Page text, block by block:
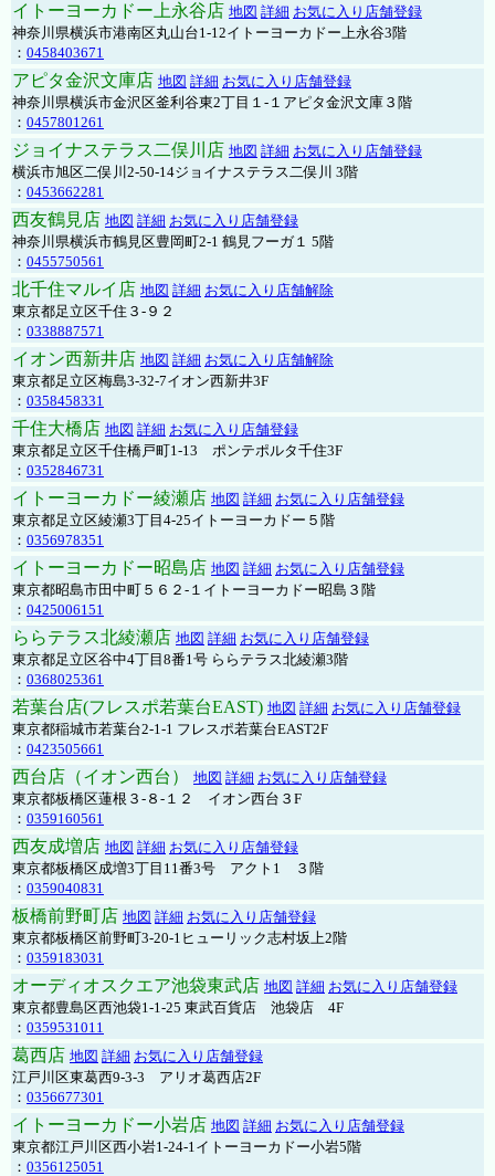
イトーヨーカドー上永谷店 地図 詳細 お気に入り店舗登録
神奈川県横浜市港南区丸山台1-12イトーヨーカドー上永谷3階
： 0458403671
アピタ金沢文庫店 地図 詳細 お気に入り店舗登録
神奈川県横浜市金沢区釜利谷東2丁目１-１アピタ金沢文庫３階
： 0457801261
ジョイナステラス二俣川店 地図 詳細 お気に入り店舗登録
横浜市旭区二俣川2-50-14ジョイナステラス二俣川 3階
： 0453662281
西友鶴見店 地図 詳細 お気に入り店舗登録
神奈川県横浜市鶴見区豊岡町2-1 鶴見フーガ１ 5階
： 0455750561
北千住マルイ店 地図 詳細 お気に入り店舗解除
東京都足立区千住３-９２
： 0338887571
イオン西新井店 地図 詳細 お気に入り店舗解除
東京都足立区梅島3-32-7イオン西新井3F
： 0358458331
千住大橋店 地図 詳細 お気に入り店舗登録
東京都足立区千住橋戸町1-13 ポンテポルタ千住3F
： 0352846731
イトーヨーカドー綾瀬店 地図 詳細 お気に入り店舗登録
東京都足立区綾瀬3丁目4-25イトーヨーカドー５階
： 0356978351
イトーヨーカドー昭島店 地図 詳細 お気に入り店舗登録
東京都昭島市田中町５６２-１イトーヨーカドー昭島３階
： 0425006151
ららテラス北綾瀬店 地図 詳細 お気に入り店舗登録
東京都足立区谷中4丁目8番1号 ららテラス北綾瀬3階
： 0368025361
若葉台店(フレスポ若葉台EAST) 地図 詳細 お気に入り店舗登録
東京都稲城市若葉台2-1-1 フレスポ若葉台EAST2F
： 0423505661
西台店（イオン西台） 地図 詳細 お気に入り店舗登録
東京都板橋区蓮根３-８-１２ イオン西台３F
： 0359160561
西友成増店 地図 詳細 お気に入り店舗登録
東京都板橋区成増3丁目11番3号 アクト1 ３階
： 0359040831
板橋前野町店 地図 詳細 お気に入り店舗登録
東京都板橋区前野町3-20-1ヒューリック志村坂上2階
： 0359183031
オーディオスクエア池袋東武店 地図 詳細 お気に入り店舗登録
東京都豊島区西池袋1-1-25 東武百貨店 池袋店 4F
： 0359531011
葛西店 地図 詳細 お気に入り店舗登録
江戸川区東葛西9-3-3 アリオ葛西店2F
： 0356677301
イトーヨーカドー小岩店 地図 詳細 お気に入り店舗登録
東京都江戸川区西小岩1-24-1イトーヨーカドー小岩5階
： 0356125051